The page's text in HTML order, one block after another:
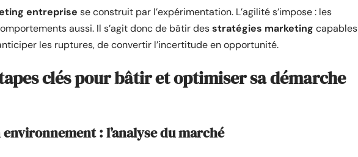
entreprise se construit par l’expérimentation. L’agilité s’impose : les
aussi. Il s’agit donc de bâtir desstratégies marketing capables
les ruptures, de convertir l’incertitude en opportunité.
clés pour bâtir et optimiser sa démarche
: l’analyse du marché